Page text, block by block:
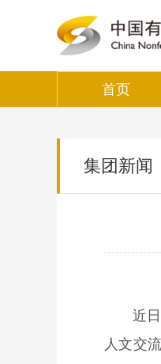
首页
集团新闻
近
人文交